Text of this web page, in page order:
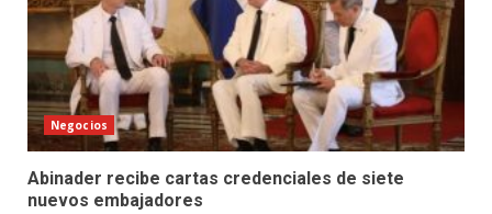
Negocios
Abinader recibe cartas credenciales de siete
nuevos embajadores